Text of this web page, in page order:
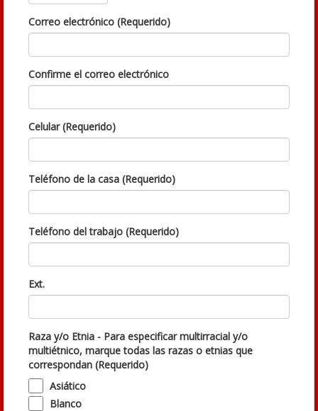
Correo electrónico (Requerido)
Confirme el correo electrónico
Celular (Requerido)
Teléfono de la casa (Requerido)
Teléfono del trabajo (Requerido)
Ext.
Raza y/o Etnia - Para especificar multirracial y/o
multiétnico, marque todas las razas o etnias que
correspondan (Requerido)
Asiático
Blanco